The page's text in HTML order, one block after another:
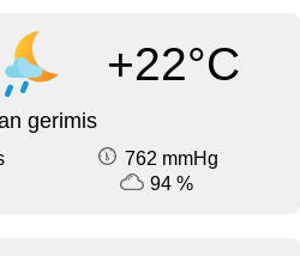
+22°C
gerimis
762 mmHg
94 %